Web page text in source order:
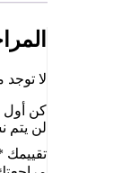
لا
كن أول من يقيم
لن يتم
تقييمك